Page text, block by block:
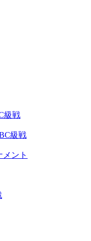
級戦
級戦
ント